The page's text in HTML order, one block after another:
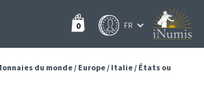
0
du monde/ Europe/ Italie/ États ou